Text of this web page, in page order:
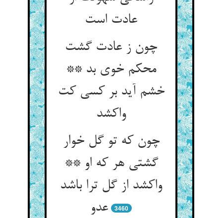
عادت است‏
چون ز عادت گشت
محکم خوی بد **
خشم آید بر کسی کت
واکشد
چون که تو گل خوار
گشتی هر که او **
واکشد از گل ترا باشد
عدو
3460